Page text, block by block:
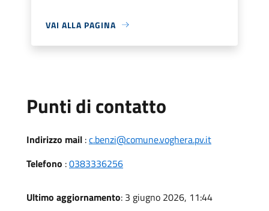
VAI ALLA PAGINA
Punti di contatto
Indirizzo mail :c.benzi@comune.voghera.pv.it
Telefono :0383336256
Ultimo aggiornamento: 3 giugno 2026, 11:44